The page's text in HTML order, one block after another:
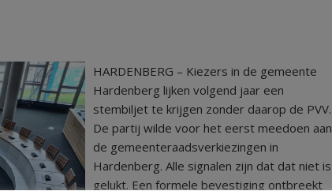
HARDENBERG – Kiezers in de gemeente
Hardenberg lijken volgend jaar een
stembiljet te krijgen zonder daarop de PVV.
De partij wilde voor het eerst meedoen aan
de gemeenteraadsverkiezingen in
Hardenberg. Alle signalen zijn dat dat niet is
gelukt. Een formele bevestiging ontbreekt